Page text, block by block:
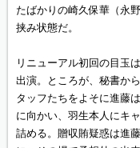
たばかりの崎久保華（永
挟み状態だ。
リニューアル初回の目玉
出演。ところが、秘書か
タッフたちをよそに進藤
に向かい、羽生本人にキ
詰める。贈収賄疑惑は進